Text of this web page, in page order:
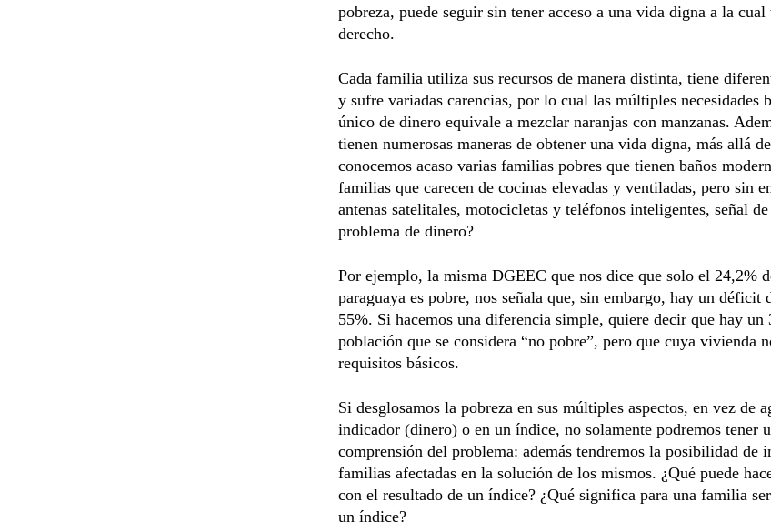
pobreza, puede seguir sin tener acceso a una vida digna a la cual
derecho.
Cada familia utiliza sus recursos de manera distinta, tiene
y sufre variadas carencias, por lo cual las múltiples necesidades
único de dinero equivale a mezclar naranjas con manzanas.
tienen numerosas maneras de obtener una vida digna, más allá
conocemos acaso varias familias pobres que tienen baños
familias que carecen de cocinas elevadas y ventiladas, pero sin
antenas satelitales, motocicletas y teléfonos inteligentes, señal
problema de dinero?
Por ejemplo, la misma DGEEC que nos dice que solo el 24,2%
paraguaya es pobre, nos señala que, sin embargo, hay un déficit
55%. Si hacemos una diferencia simple, quiere decir que hay un
población que se considera “no pobre”, pero que cuya vivienda
requisitos básicos.
Si desglosamos la pobreza en sus múltiples aspectos, en vez de
indicador (dinero) o en un índice, no solamente podremos tener
comprensión del problema: además tendremos la posibilidad de
familias afectadas en la solución de los mismos. ¿Qué puede
con el resultado de un índice? ¿Qué significa para una familia
un índice?